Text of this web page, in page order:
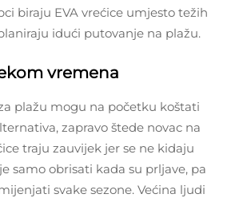
biraju EVA vrećice umjesto težih
idući putovanje na plažu.
vremena
plažu mogu na početku koštati
zapravo štede novac na
traju zauvijek jer se ne kidaju
samo obrisati kada su prljave, pa
svake sezone. Većina ljudi